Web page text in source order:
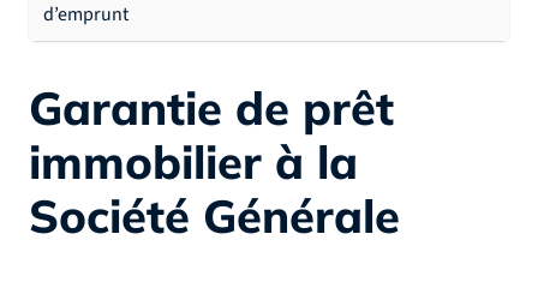
d’emprunt
Garantie de prêt
immobilier à la
Société Générale